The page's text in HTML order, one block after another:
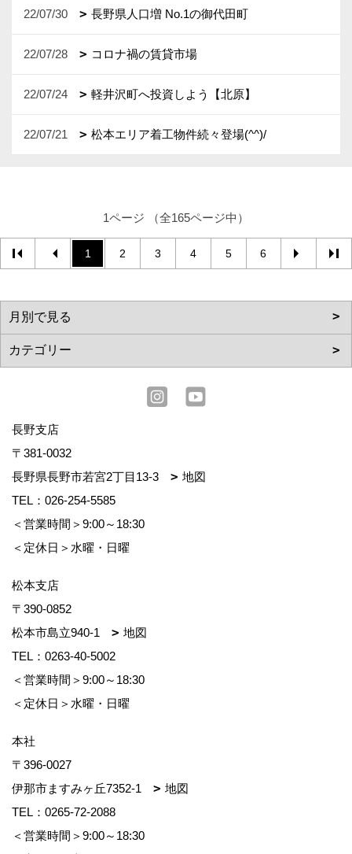
22/07/30 長野県人口増 No.1の御代田町
22/07/28 コロナ禍の賃貸市場
22/07/24 軽井沢町へ投資しよう【北原】
22/07/21 松本エリア着工物件続々登場(^^)/
1ページ （全165ページ中）
1 2 3 4 5 6
長野支店
〒381-0032
長野県長野市若宮2丁目13-3
地図
TEL： 026-254-5585
＜営業時間＞9:00～18:30
＜定休日＞水曜・日曜
松本支店
〒390-0852
松本市島立940-1
地図
TEL： 0263-40-5002
＜営業時間＞9:00～18:30
＜定休日＞水曜・日曜
本社
〒396-0027
伊那市ますみヶ丘7352-1
地図
TEL： 0265-72-2088
＜営業時間＞9:00～18:30